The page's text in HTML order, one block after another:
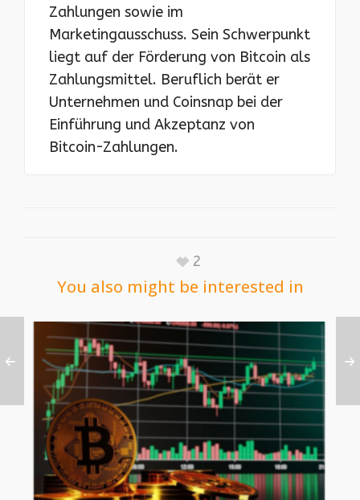
Zahlungen sowie im
Marketingausschuss. Sein Schwerpunkt
liegt auf der Förderung von Bitcoin als
Zahlungsmittel. Beruflich berät er
Unternehmen und Coinsnap bei der
Einführung und Akzeptanz von
Bitcoin-Zahlungen.
2
You also might be interested in